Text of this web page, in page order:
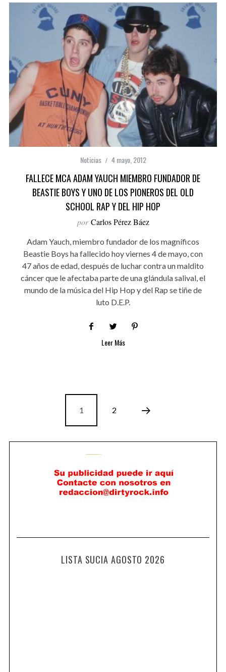
Noticias 4 mayo, 2012
FALLECE MCA ADAM YAUCH MIEMBRO FUNDADOR DE
BEASTIE BOYS Y UNO DE LOS PIONEROS DEL OLD
SCHOOL RAP Y DEL HIP HOP
por Carlos Pérez Báez
Adam Yauch, miembro fundador de los magníficos
Beastie Boys ha fallecido hoy viernes 4 de mayo, con
47 años de edad, después de luchar contra un maldito
cáncer que le afectaba parte de una glándula salival, el
mundo de la música del Hip Hop y del Rap se tiñe de
luto D.E.P.
Leer Más
1 2
LISTA SUCIA AGOSTO 2026